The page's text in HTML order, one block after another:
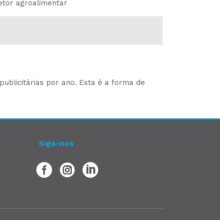
agroalimentar
por ano. Esta é a forma de
Siga-nos